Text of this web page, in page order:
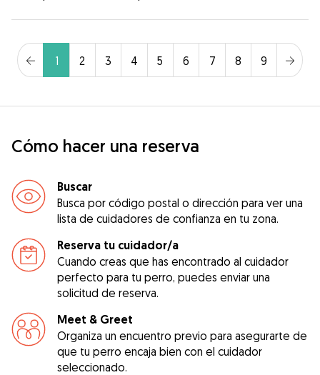
1 2 3 4 5 6 7 8 9
Cómo hacer una reserva
Buscar
Busca por código postal o dirección para ver una
lista de cuidadores de confianza en tu zona.
Reserva tu cuidador/a
Cuando creas que has encontrado al cuidador
perfecto para tu perro, puedes enviar una
solicitud de reserva.
Meet & Greet
Organiza un encuentro previo para asegurarte de
que tu perro encaja bien con el cuidador
seleccionado.